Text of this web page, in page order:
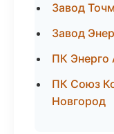
Завод
Завод
ПК
ПК Союз
Новгород